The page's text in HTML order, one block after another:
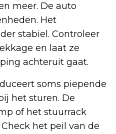
meer. De auto
Het
stabiel. Controleer
en laat ze
achteruit gaat.
soms piepende
het sturen. De
of het stuurrack
het peil van de